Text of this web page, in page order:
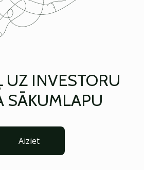
UZ INVESTORU
SĀKUMLAPU
Aiziet